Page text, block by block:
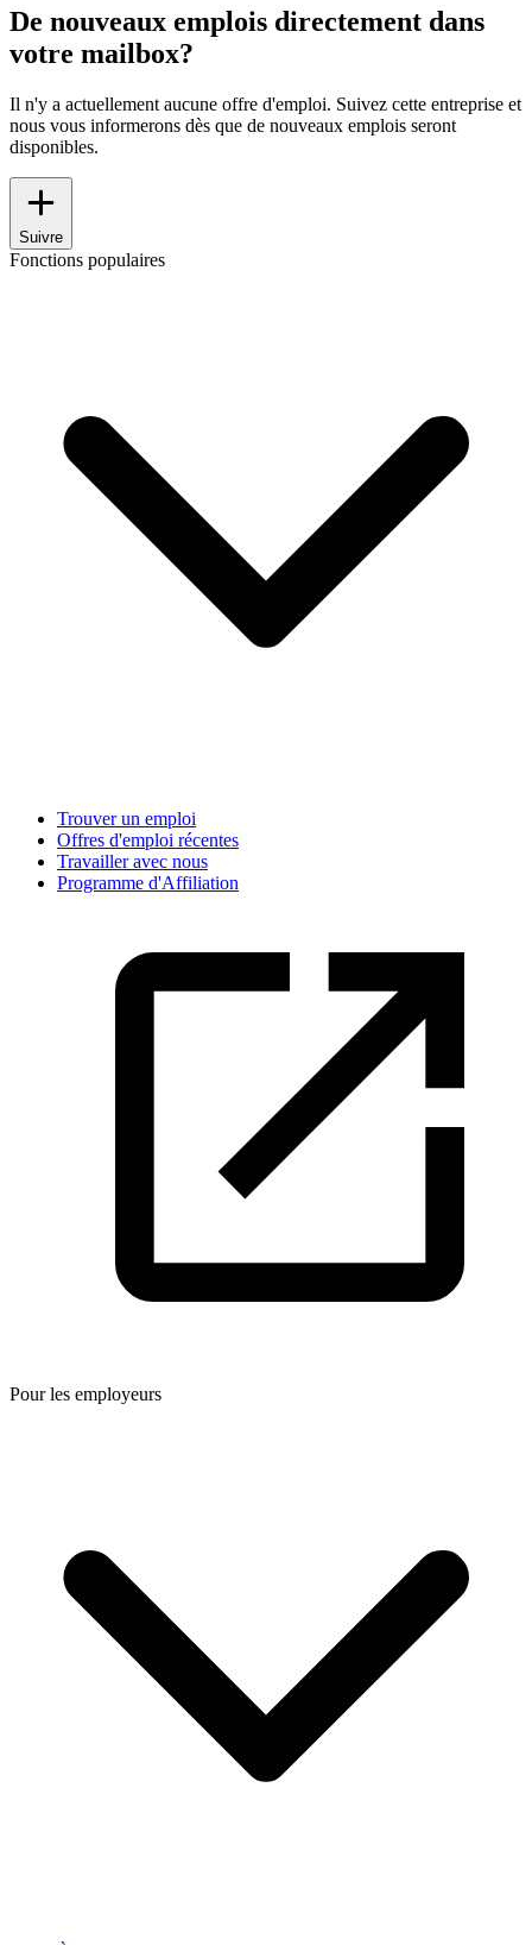
De nouveaux emplois directement dans
votre mailbox?
Il n'y a actuellement aucune offre d'emploi. Suivez cette entreprise et
nous vous informerons dès que de nouveaux emplois seront
disponibles.
Suivre
Fonctions populaires
Trouver un emploi
Offres d'emploi récentes
Travailler avec nous
Programme d'Affiliation
Pour les employeurs